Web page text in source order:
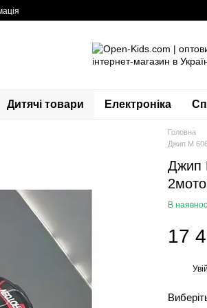
Дитячі товари Електроніка
Головна
Джип M
Джип
В
17